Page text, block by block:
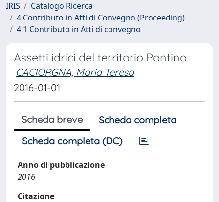
IRIS
Catalogo Ricerca
4 Contributo in Atti di Convegno (Proceeding)
4.1 Contributo in Atti di convegno
Assetti idrici del territorio Pontino
CACIORGNA, Maria Teresa
2016-01-01
Scheda breve
Scheda completa
Scheda completa (DC)
Anno di pubblicazione
2016
Citazione